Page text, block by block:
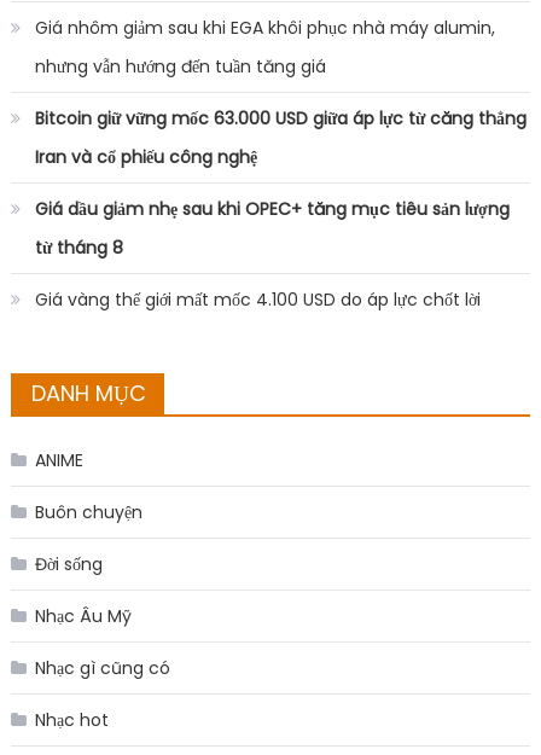
Giá nhôm giảm sau khi EGA khôi phục nhà máy alumin,
nhưng vẫn hướng đến tuần tăng giá
Bitcoin giữ vững mốc 63.000 USD giữa áp lực từ căng thẳng
Iran và cổ phiếu công nghệ
Giá dầu giảm nhẹ sau khi OPEC+ tăng mục tiêu sản lượng
từ tháng 8
Giá vàng thế giới mất mốc 4.100 USD do áp lực chốt lời
DANH MỤC
ANIME
Buôn chuyện
Đời sống
Nhạc Âu Mỹ
Nhạc gì cũng có
Nhạc hot